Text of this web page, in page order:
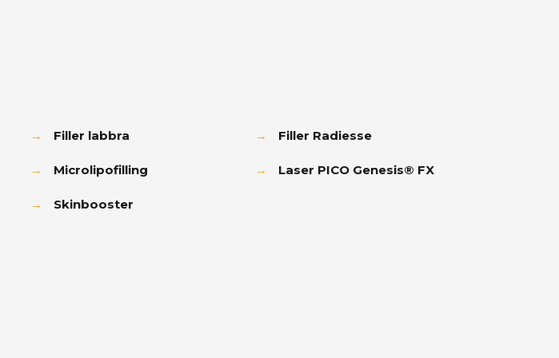
→ Filler labbra
→ Microlipofilling
→ Skinbooster
→ Filler Radiesse
→ Laser PICO Genesis® FX